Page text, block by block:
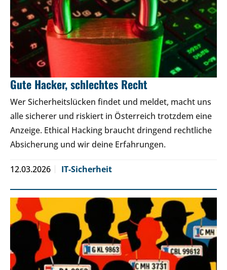
Gute Hacker, schlechtes Recht
Wer Sicherheitslücken findet und meldet, macht uns
alle sicherer und riskiert in Österreich trotzdem eine
Anzeige. Ethical Hacking braucht dringend rechtliche
Absicherung und wir deine Erfahrungen.
12.03.2026 IT-Sicherheit